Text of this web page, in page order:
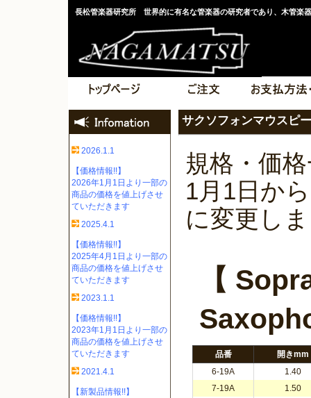
長松管楽器研究所 世界的に有名な管楽器の研究者であり、木管楽
2026.1.1
【価格情報!!】
2026年1月1日より一部の
商品の価格を値上げさせ
ていただきます
2025.4.1
【価格情報!!】
2025年4月1日より一部の
商品の価格を値上げさせ
ていただきます
2023.1.1
【価格情報!!】
2023年1月1日より一部の
商品の価格を値上げさせ
ていただきます
2021.4.1
【新製品情報!!】
サクソフォンマウスピ
規格・価
1月1日か
に変更し
【
品番
開きmm
6-19A
1.40
7-19A
1.50